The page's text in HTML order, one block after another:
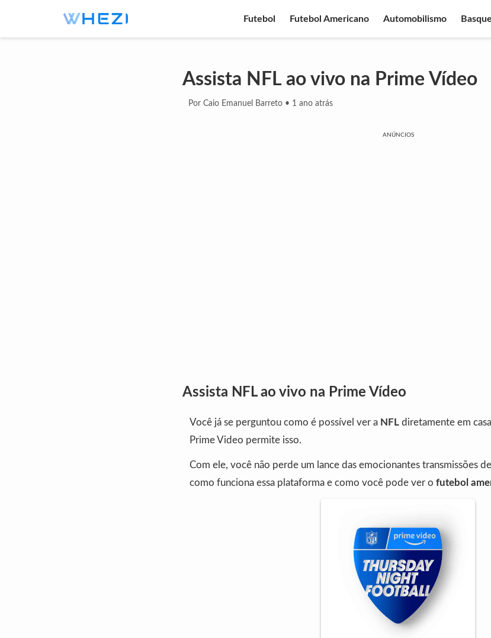
Futebol Futebol Americano Automobilismo
Assista NFL ao vivo na Prime Vídeo
Por Caio Emanuel Barreto • 1 ano atrás
ANÚNCIOS
Assista NFL ao vivo na Prime Vídeo
Você já se perguntou como é possível ver a NFL diretamente em
Prime Video permite isso.
Com ele, você não perde um lance das emocionantes transmissões
como funciona essa plataforma e como você pode ver o futebol